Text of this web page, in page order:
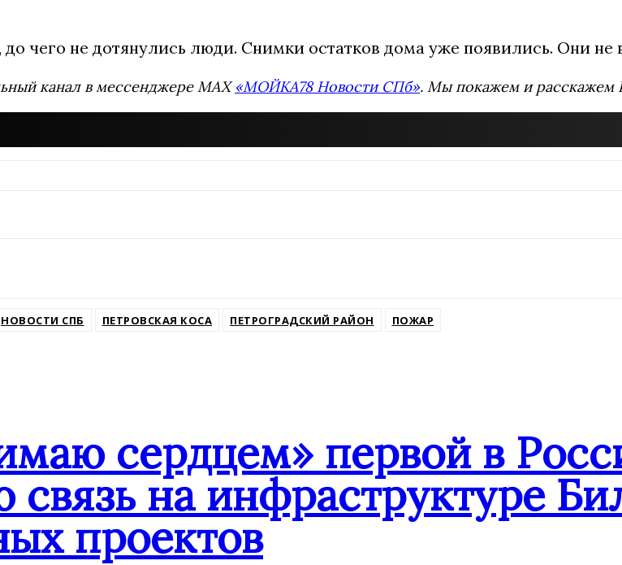
до чего не дотянулись люди. Снимки остатков дома уже появились. Они не
канал в мессенджере MAX«МОЙКА78 Новости СПб». Мы покажем и расскажем
НОВОСТИ СПБ ПЕТРОВСКАЯ КОСА ПЕТРОГРАДСКИЙ РАЙОН ПОЖАР
сердцем» первой в
на инфраструктуре
проектов